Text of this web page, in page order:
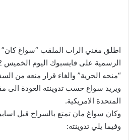
اطلق مغني الراب الملقب “سواغ كان”
“منحه الحرية” والغاء قرار منعه من
ويريد سواغ حسب تدوينته العودة الى
المتحدة الامريكية.
وكان سواغ مان تمتع بالسراح قبل
وفيما يلي تدوينته: